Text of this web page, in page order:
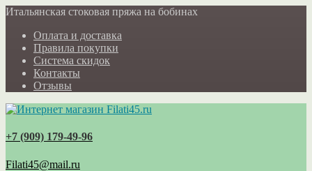
Итальянская стоковая пряжа на бобинах
Оплата и доставка
Правила покупки
Система скидок
Контакты
Отзывы
+7 (909) 179‑49-96
Filati45@mail.ru